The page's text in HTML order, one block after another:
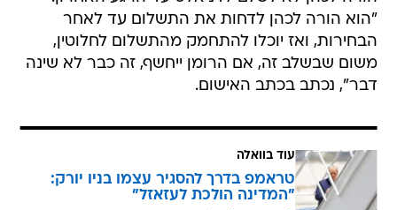
"הוא הורה לכהן לדחות את התשלום עד לאחר
הבחירות, ואז יוכלו להתחמק מהתשלום לחלוטין,
משום שבשלב זה, אם הרומן ייחשף, זה כבר לא שינה
דבר", נכתב בכתב האישום.
עוד בוואלה
טראמפ בדרך להסגיר עצמו בניו יורק:
"המדינה הולכת לעזאזל"